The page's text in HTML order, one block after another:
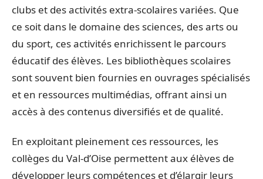
clubs et des activités extra-scolaires variées. Que
ce soit dans le domaine des sciences, des arts ou
du sport, ces activités enrichissent le parcours
éducatif des élèves. Les bibliothèques scolaires
sont souvent bien fournies en ouvrages spécialisés
et en ressources multimédias, offrant ainsi un
accès à des contenus diversifiés et de qualité.
En exploitant pleinement ces ressources, les
collèges du Val-d’Oise permettent aux élèves de
développer leurs compétences et d’élargir leurs